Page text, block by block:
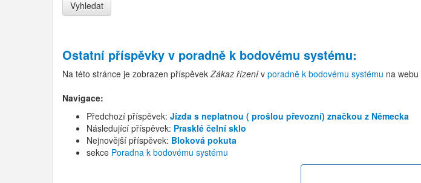
Ostatní příspěvky v poradně k bodovému systému:
Na této stránce je zobrazen příspěvekZákaz řízenív poradně k bodovému systému na webu
Navigace:
Předchozí příspěvek: Jízda s neplatnou ( prošlou převozní) značkou z Německa
Následující příspěvek: Prasklé čelní sklo
Nejnovější příspěvek: Bloková pokuta
sekce Poradna k bodovému systému